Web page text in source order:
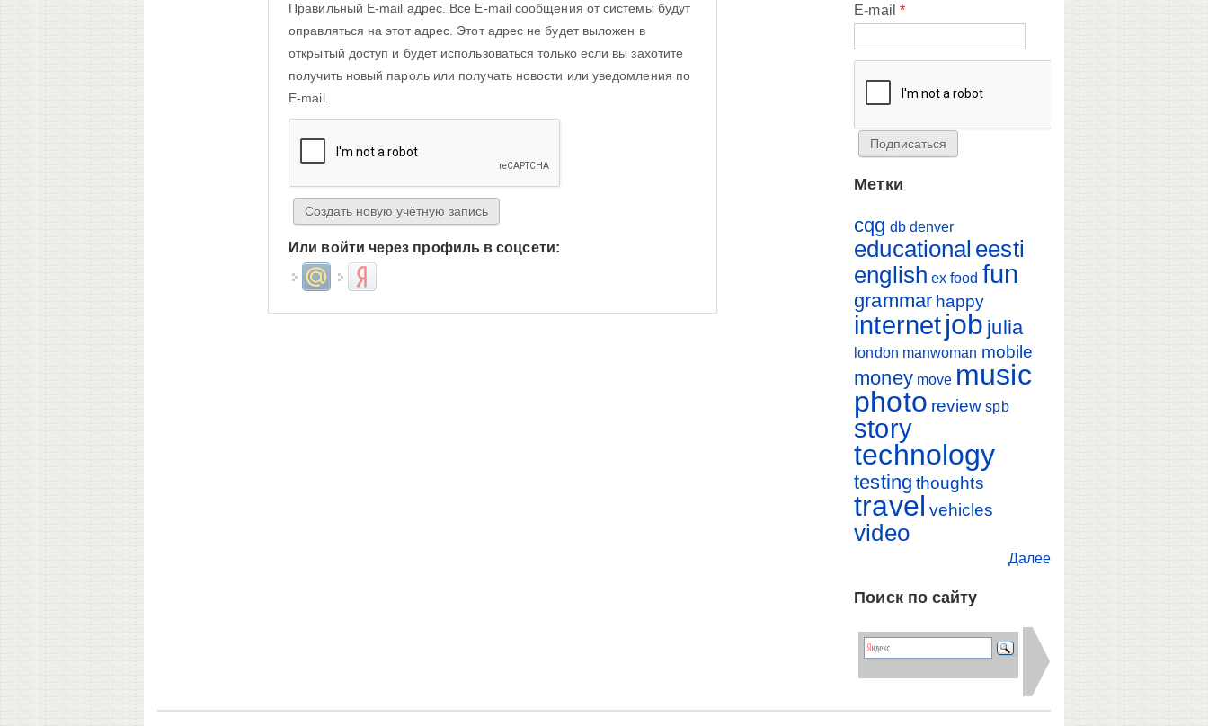
Правильный E-mail адрес. Все E-mail сообщения от системы будут
оправляться на этот адрес. Этот адрес не будет выложен в
открытый доступ и будет использоваться только если вы захотите
получить новый пароль или получать новости или уведомления по
E-mail.
Или войти через профиль в соцсети:
Login with Mail.ruLogin with Яндекс
E-mail *
Метки
cqg db denver
educational eesti
english ex food fun
grammar happy
internetjob julia
london manwoman mobile
money move music
photo review spb
story
technology
testing thoughts
travel vehicles
video
Далее
Поиск по сайту